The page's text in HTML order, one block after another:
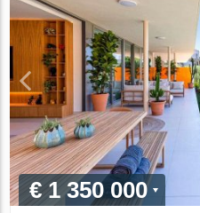
€ 1 350 000